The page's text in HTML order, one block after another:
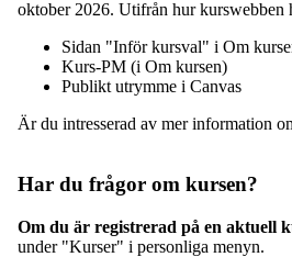
oktober 2026. Utifrån hur kurswebben
Sidan "Inför kursval" i Om
Kurs-PM (i Om kursen)
Publikt utrymme i Canvas
Är du intresserad av mer information
Har du frågor om kursen?
Om du är registrerad på en aktuell
under "Kurser" i personliga menyn.